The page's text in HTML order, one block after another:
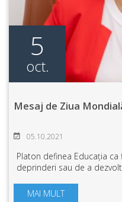
5
oct.
Mesaj de Ziua
05.10.2021
Platon definea Educația
deprinderi sau de a
Educației este dedicată
MAI MULT